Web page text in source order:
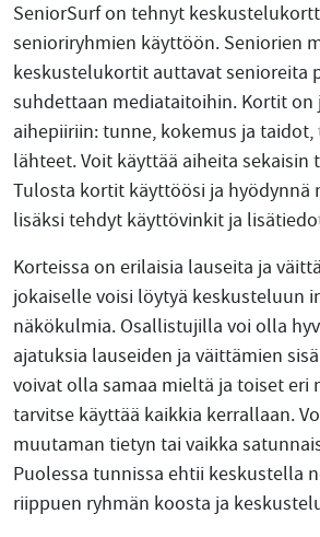
SeniorSurf on tehnyt
senioriryhmien käyttöön. Seniorien
keskustelukortit auttavat senioreita
suhdettaan mediataitoihin. Kortit on
aihepiiriin: tunne, kokemus ja
lähteet. Voit käyttää aiheita sekaisin
Tulosta kortit käyttöösi ja hyödynnä
lisäksi tehdyt käyttövinkit ja
Korteissa on erilaisia lauseita ja
jokaiselle voisi löytyä keskusteluun
näkökulmia. Osallistujilla voi olla
ajatuksia lauseiden ja väittämien
voivat olla samaa mieltä ja toiset eri
tarvitse käyttää kaikkia kerrallaan.
muutaman tietyn tai vaikka
Puolessa tunnissa ehtii keskustella
riippuen ryhmän koosta ja